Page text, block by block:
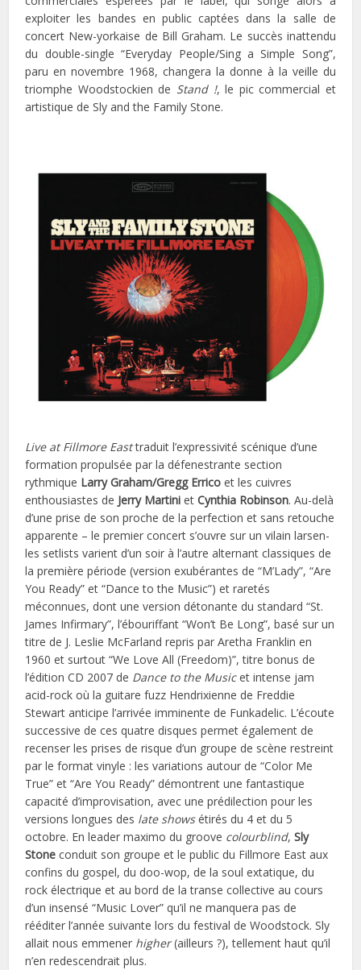
exploiter les bandes en public captées dans la salle de
concert New-yorkaise de Bill Graham. Le succès inattendu
du double-single “Everyday People/Sing a Simple Song”,
paru en novembre 1968, changera la donne à la veille du
triomphe Woodstockien de Stand !, le pic commercial et
artistique de Sly and the Family Stone.
Live at Fillmore Easttraduit l’expressivité scénique d’une
formation propulsée par la défenestrante section
rythmique Larry Graham/Gregg Errico et les cuivres
enthousiastes de Jerry Martini etCynthia Robinson. Au-delà
d’une prise de son proche de la perfection et sans retouche
apparente – le premier concert s’ouvre sur un vilain larsen-
les setlists varient d’un soir à l’autre alternant classiques de
la première période (version exubérantes de “M’Lady”, “Are
You Ready” et “Dance to the Music”) et raretés
méconnues, dont une version détonante du standard “St.
James Infirmary”, l’ébouriffant “Won’t Be Long”, basé sur un
titre de J. Leslie McFarland repris par Aretha Franklin en
1960 et surtout “We Love All (Freedom)”, titre bonus de
l’édition CD 2007 de Dance to the Musicet intense jam
acid-rock où la guitare fuzz Hendrixienne de Freddie
Stewart anticipe l’arrivée imminente de Funkadelic. L’écoute
successive de ces quatre disques permet également de
recenser les prises de risque d’un groupe de scène restreint
par le format vinyle : les variations autour de “Color Me
True” et “Are You Ready” démontrent une fantastique
capacité d’improvisation, avec une prédilection pour les
versions longues des late showsétirés du 4 et du 5
octobre. En leader maximo du groove colourblind,Sly
Stone conduit son groupe et le public du Fillmore East aux
confins du gospel, du doo-wop, de la soul extatique, du
rock électrique et au bord de la transe collective au cours
d’un insensé “Music Lover” qu’il ne manquera pas de
rééditer l’année suivante lors du festival de Woodstock. Sly
allait nous emmener higher(ailleurs ?), tellement haut qu’il
n’en redescendrait plus.